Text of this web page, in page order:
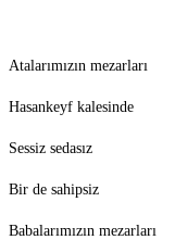
Atalarımızın mezarları
Hasankeyf kalesinde
Sessiz sedasız
Bir de sahipsiz
Babalarımızın mezarları